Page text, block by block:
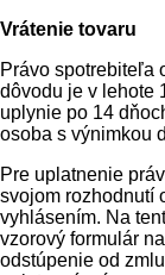
Vrátenie tovaru
Právo spotrebiteľa
dôvodu je v lehote
uplynie po 14
osoba s výnimkou
Pre uplatnenie
svojom rozhodnutí
vyhlásením. Na
vzorový formulár
odstúpenie od